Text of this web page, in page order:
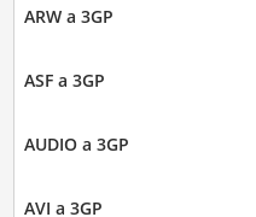
ARW a 3GP
ASF a 3GP
AUDIO a 3GP
AVI a 3GP